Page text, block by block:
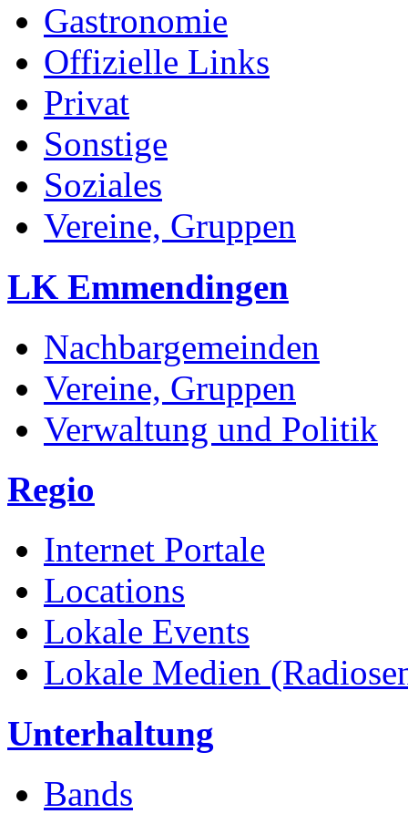
Gastronomie
Offizielle Links
Privat
Sonstige
Soziales
Vereine, Gruppen
LK Emmendingen
Nachbargemeinden
Vereine, Gruppen
Verwaltung und Politik
Regio
Internet Portale
Locations
Lokale Events
Lokale Medien
Unterhaltung
Bands